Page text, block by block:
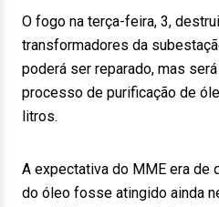
O fogo na terça-feira, 3,
transformadores da
poderá ser reparado, mas
processo de purificação de
litros.
A expectativa do MME era de
do óleo fosse atingido ainda